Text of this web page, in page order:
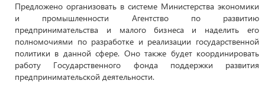
Предложено организовать в системе Министерства экономики
и промышленности Агентство по развитию
предпринимательства и малого бизнеса и наделить его
полномочиями по разработке и реализации государственной
политики в данной сфере. Оно также будет координировать
работу Государственного фонда поддержки развития
предпринимательской деятельности.